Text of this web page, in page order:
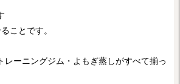
ことです。
レーニングジム・よもぎ蒸しがすべて揃っ